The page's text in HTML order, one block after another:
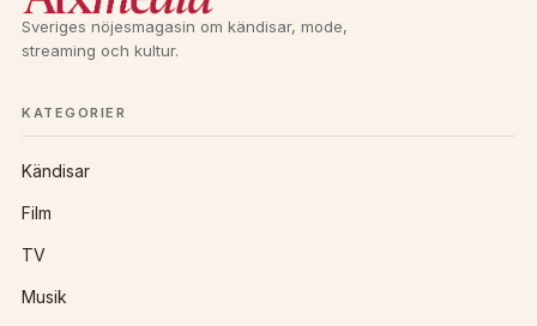
Sveriges nöjesmagasin om kändisar, mode,
streaming och kultur.
KATEGORIER
Kändisar
Film
TV
Musik